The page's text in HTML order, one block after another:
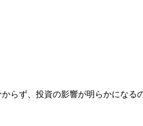
らず、投資の影響が明らかになる